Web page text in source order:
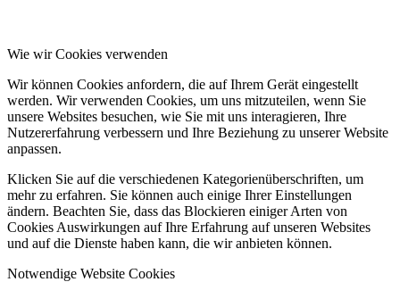
Wie wir Cookies verwenden
Wir können Cookies anfordern, die auf Ihrem Gerät eingestellt
werden. Wir verwenden Cookies, um uns mitzuteilen, wenn Sie
unsere Websites besuchen, wie Sie mit uns interagieren, Ihre
Nutzererfahrung verbessern und Ihre Beziehung zu unserer Website
anpassen.
Klicken Sie auf die verschiedenen Kategorienüberschriften, um
mehr zu erfahren. Sie können auch einige Ihrer Einstellungen
ändern. Beachten Sie, dass das Blockieren einiger Arten von
Cookies Auswirkungen auf Ihre Erfahrung auf unseren Websites
und auf die Dienste haben kann, die wir anbieten können.
Notwendige Website Cookies